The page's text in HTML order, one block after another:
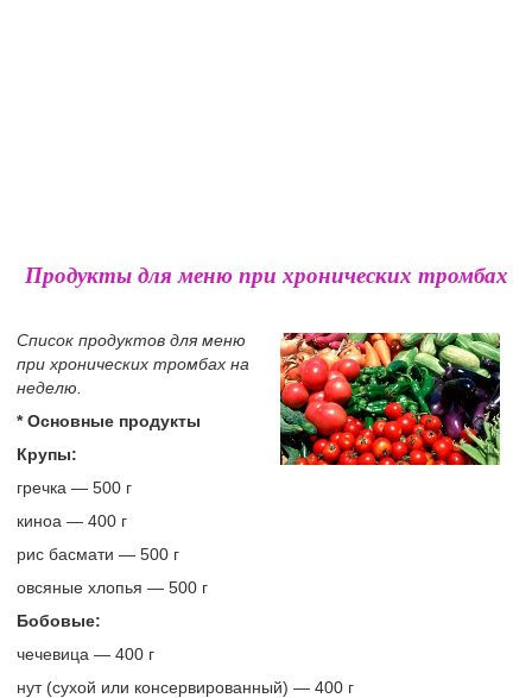
Продукты для меню при хронических тромбах
Список продуктов для меню
при хронических тромбах на
неделю.
* Основные продукты
Крупы:
гречка — 500 г
киноа — 400 г
рис басмати — 500 г
овсяные хлопья — 500 г
Бобовые:
чечевица — 400 г
нут (сухой или консервированный) — 400 г